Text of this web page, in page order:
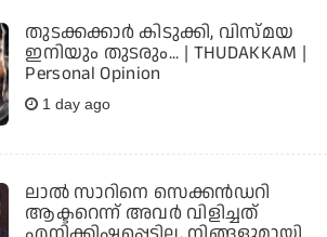
തുടക്കക്കാര്‍ കിടുക്കി, വിസ്മയ
ഇനിയും തുടരും... | THUDAKKAM |
Personal Opinion
1 day ago
ലാല്‍ സാറിനെ സെക്കന്‍ഡറി
ആക്ടറെന്ന് അവര്‍ വിളിച്ചത്